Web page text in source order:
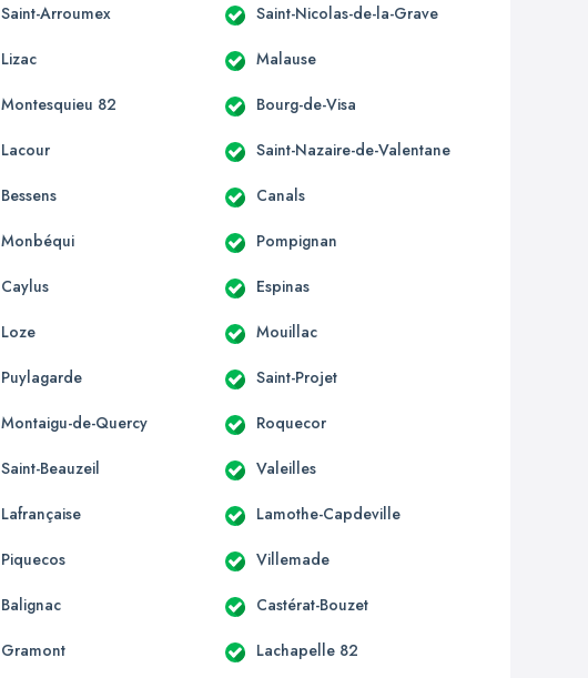
Saint-Arroumex Saint-Nicolas-de-la-Grave
Lizac Malause
Montesquieu 82 Bourg-de-Visa
Lacour Saint-Nazaire-de-Valentane
Bessens Canals
Monbéqui Pompignan
Caylus Espinas
Loze Mouillac
Puylagarde Saint-Projet
Montaigu-de-Quercy Roquecor
Saint-Beauzeil Valeilles
Lafrançaise Lamothe-Capdeville
Piquecos Villemade
Balignac Castérat-Bouzet
Gramont Lachapelle 82